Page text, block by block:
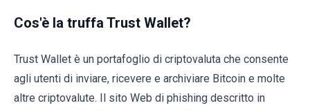
Cos'è la truffa Trust Wallet?
Trust Wallet è un portafoglio di criptovaluta che consente
agli utenti di inviare, ricevere e archiviare Bitcoin e molte
altre criptovalute. Il sito Web di phishing descritto in